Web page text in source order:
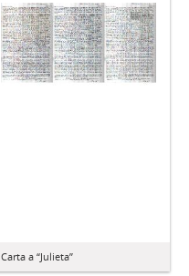
Carta a “Julieta”